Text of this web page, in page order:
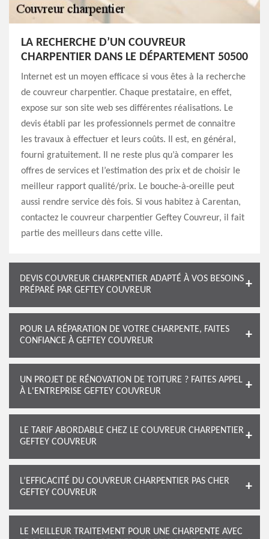
LA RECHERCHE D’UN COUVREUR
CHARPENTIER DANS LE DÉPARTEMENT 50500
Internet est un moyen efficace si vous êtes à la recherche
de couvreur charpentier. Chaque prestataire, en effet,
expose sur son site web ses différentes réalisations. Le
devis établi par les professionnels permet de connaitre
les travaux à effectuer et leurs coûts. Il est, en général,
fourni gratuitement. Il ne reste plus qu’à comparer les
offres de services et l’estimation des prix et de choisir le
meilleur rapport qualité/prix. Le bouche-à-oreille peut
aussi rendre service dès fois. Si vous habitez à Carentan,
contactez le couvreur charpentier Geftey Couvreur, il fait
partie des meilleurs dans cette ville.
DEVIS COUVREUR CHARPENTIER ADAPTÉ À VOS BESOINS
PRÉPARÉ PAR GEFTEY COUVREUR
POUR LA RÉPARATION DE VOTRE CHARPENTE, FAITES
CONFIANCE À GEFTEY COUVREUR
UN PROJET DE RÉNOVATION DE TOITURE ? FAITES APPEL
À L'ENTREPRISE GEFTEY COUVREUR
LE TARIF ABORDABLE CHEZ LE COUVREUR CHARPENTIER
GEFTEY COUVREUR
L’EFFICACITÉ DU COUVREUR CHARPENTIER PAS CHER
GEFTEY COUVREUR
LE MEILLEUR TRAITEMENT POUR UNE CHARPENTE AVEC